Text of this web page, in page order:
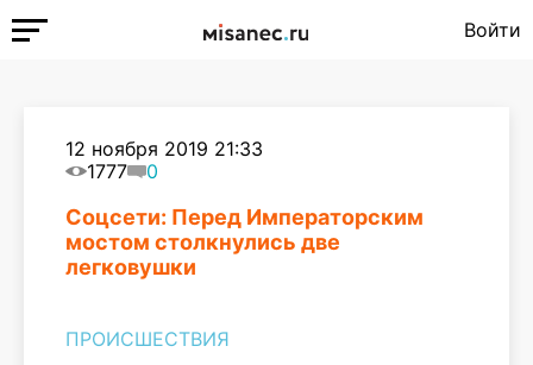
Войти
12 ноября 2019 21:33
1777
0
Соцсети: Перед Императорским
мостом столкнулись две
легковушки
ПРОИСШЕСТВИЯ